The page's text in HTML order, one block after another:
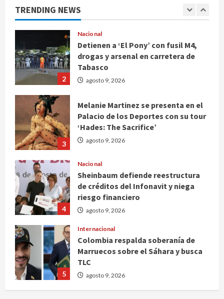
TRENDING NEWS
1
2
Detienen a ‘El Pony’ con fusil M4,
drogas y arsenal en carretera de
Tabasco
3
Palacio de los Deportes con su tour
‘Hades: The Sacrifice’
4
Sheinbaum defiende reestructura
de créditos del Infonavit y niega
riesgo financiero
5
Colombia respalda soberanía de
Marruecos sobre el Sáhara y busca
TLC